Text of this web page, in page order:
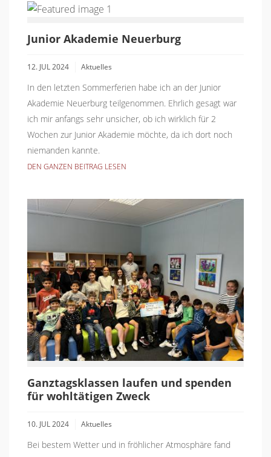
Junior Akademie Neuerburg
12. JUL 2024 Aktuelles
In den letzten Sommerferien habe ich an der Junior
Akademie Neuerburg teilgenommen. Ehrlich gesagt war
ich mir anfangs sehr unsicher, ob ich wirklich für 2
Wochen zur Junior Akademie möchte, da ich dort noch
niemanden kannte.
DEN GANZEN BEITRAG LESEN
Ganztagsklassen laufen und spenden
für wohltätigen Zweck
10. JUL 2024 Aktuelles
Bei bestem Wetter und in fröhlicher Atmosphäre fand